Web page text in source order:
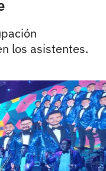
los asistentes.